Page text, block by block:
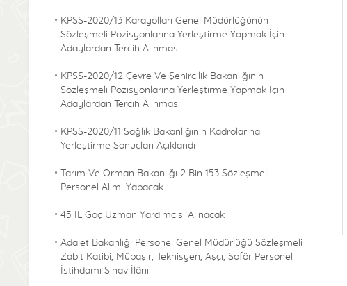
KPSS-2020/13 Karayolları Genel Müdürlüğünün
Sözleşmeli Pozisyonlarına Yerleştirme Yapmak İçin
Adaylardan Tercih Alınması
KPSS-2020/12 Çevre Ve Şehircilik Bakanlığının
Sözleşmeli Pozisyonlarına Yerleştirme Yapmak İçin
Adaylardan Tercih Alınması
KPSS-2020/11 Sağlık Bakanlığının Kadrolarına
Yerleştirme Sonuçları Açıklandı
Tarım Ve Orman Bakanlığı 2 Bin 153 Sözleşmeli
Personel Alımı Yapacak
45 İL Göç Uzman Yardımcısı Alınacak
Adalet Bakanlığı Personel Genel Müdürlüğü Sözleşmeli
Zabıt Katibi, Mübaşir, Teknisyen, Aşçı, Şoför Personel
İstihdamı Sınav İlânı